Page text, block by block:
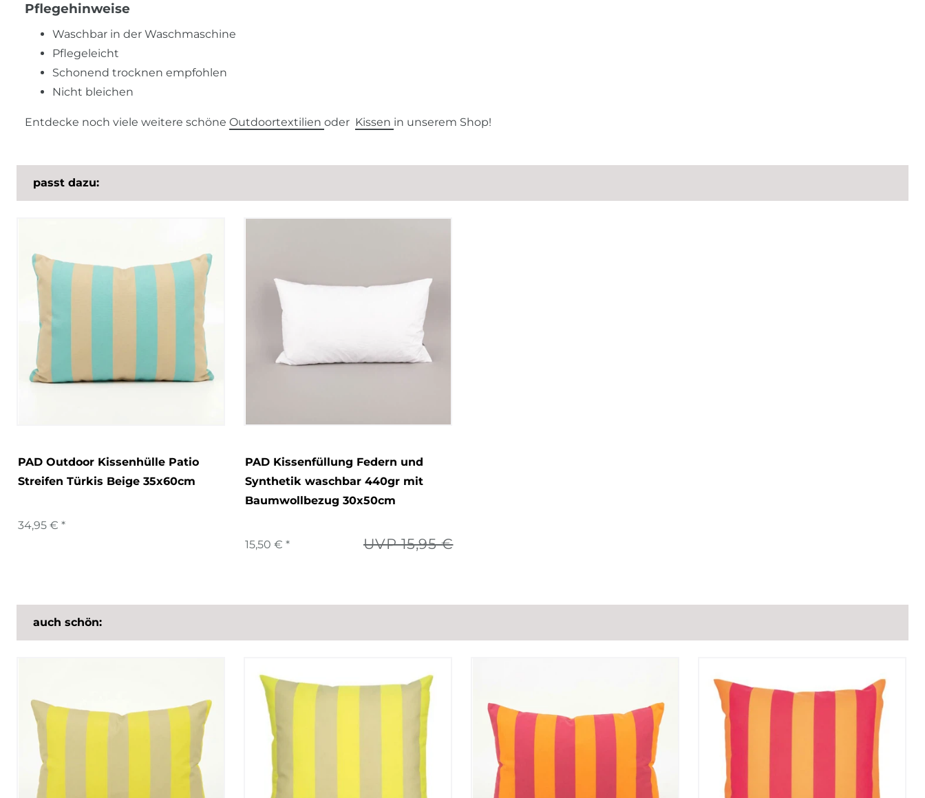
Pflegehinweise
Waschbar in der Waschmaschine
Pflegeleicht
Schonend trocknen empfohlen
Nicht bleichen
Entdecke noch viele weitere schöne Outdoortextilien oder Kissen in unserem Shop!
passt dazu:
PAD Outdoor Kissenhülle Patio
Streifen Türkis Beige 35x60cm
34,95 € *
PAD Kissenfüllung Federn und
Synthetik waschbar 440gr mit
Baumwollbezug 30x50cm
UVP 15,95 €
15,50 € *
auch schön: